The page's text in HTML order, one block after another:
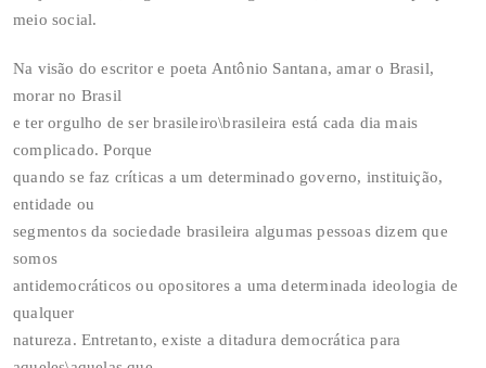
meio social.
Na visão do escritor e poeta Antônio Santana, amar o Brasil,
morar no Brasil
e ter orgulho de ser brasileiro\brasileira está cada dia mais
complicado. Porque
quando se faz críticas a um determinado governo, instituição,
entidade ou
segmentos da sociedade brasileira algumas pessoas dizem que
somos
antidemocráticos ou opositores a uma determinada ideologia de
qualquer
natureza. Entretanto, existe a ditadura democrática para